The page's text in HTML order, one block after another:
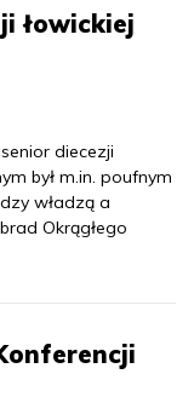
łowickiej
diecezji
był m.in. poufnym
władzą a
Okrągłego